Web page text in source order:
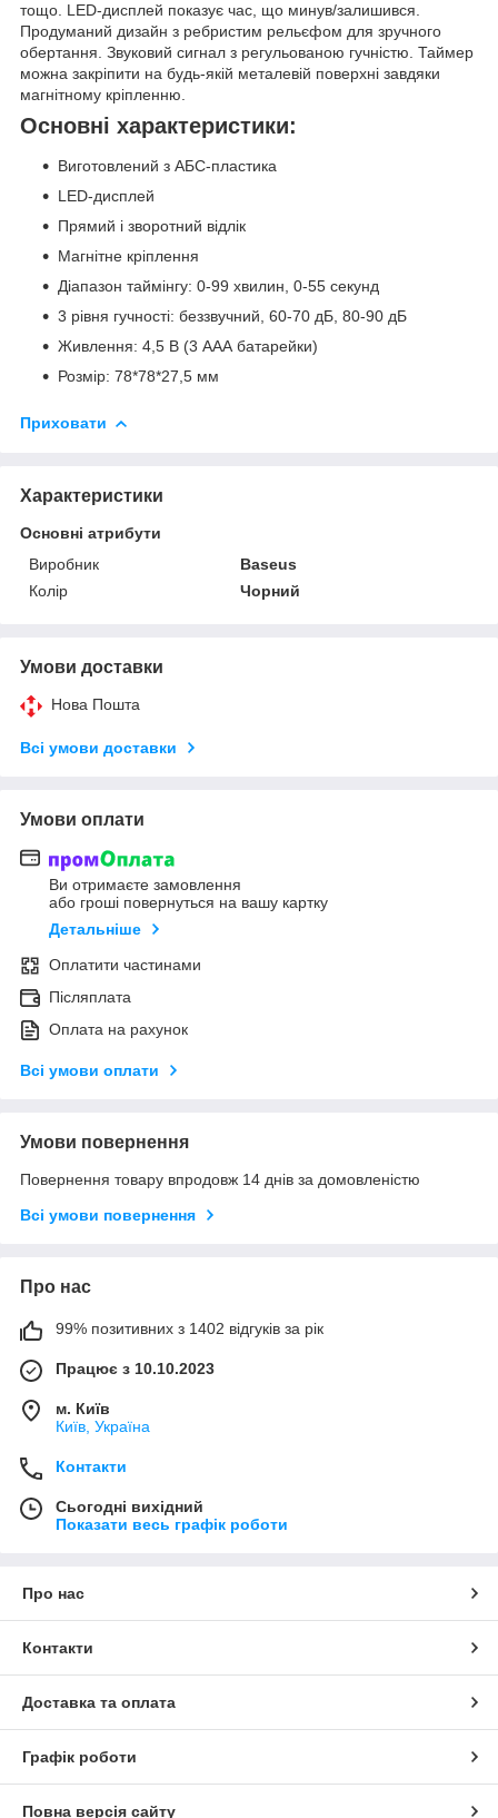
тощо. LED-дисплей показує час, що минув/залишився.
Продуманий дизайн з ребристим рельєфом для зручного
обертання. Звуковий сигнал з регульованою гучністю. Таймер
можна закріпити на будь-якій металевій поверхні завдяки
магнітному кріпленню.
Основні характеристики:
Виготовлений з АБС-пластика
LED-дисплей
Прямий і зворотний відлік
Магнітне кріплення
Діапазон таймінгу: 0-99 хвилин, 0-55 секунд
3 рівня гучності: беззвучний, 60-70 дБ, 80-90 дБ
Живлення: 4,5 В (3 ААА батарейки)
Розмір: 78*78*27,5 мм
Приховати
Характеристики
Основні атрибути
Виробник
Baseus
Колір
Чорний
Умови доставки
Нова Пошта
Всі умови доставки
Умови оплати
Ви отримаєте замовлення
або гроші повернуться на вашу картку
Детальніше
Оплатити частинами
Післяплата
Оплата на рахунок
Всі умови оплати
Умови повернення
Повернення товару впродовж 14 днів за домовленістю
Всі умови повернення
Про нас
99% позитивних з 1402 відгуків за рік
Працює з 10.10.2023
м. Київ
Київ, Україна
Контакти
Сьогодні вихідний
Показати весь графік роботи
Про нас
Контакти
Доставка та оплата
Графік роботи
Повна версія сайту